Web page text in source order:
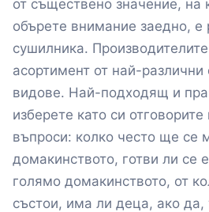
от съществено значение, на
обърете внимание заедно, е
сушилника.
асортимент от най-
видове. Най-подходящ и
изберете като си
въпроси: колко често ще се
домакинството, готви ли се
голямо домакинството, от
състои, има ли деца, ако да,